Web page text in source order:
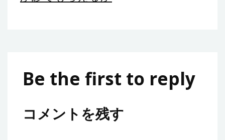
Be the first to reply
コメントを残す